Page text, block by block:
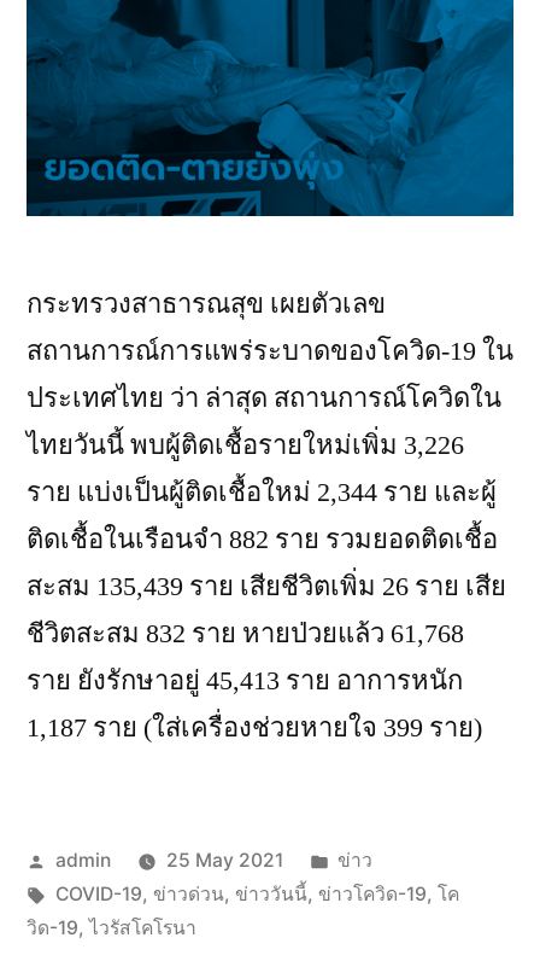
กระทรวงสาธารณสุข เผยตัวเลข
สถานการณ์การแพร่ระบาดของโควิด-19 ใน
ประเทศไทย ว่า ล่าสุด สถานการณ์โควิดใน
ไทยวันนี้ พบผู้ติดเชื้อรายใหม่เพิ่ม 3,226
ราย แบ่งเป็นผู้ติดเชื้อใหม่ 2,344 ราย และผู้
ติดเชื้อในเรือนจำ 882 ราย รวมยอดติดเชื้อ
สะสม 135,439 ราย เสียชีวิตเพิ่ม 26 ราย เสีย
ชีวิตสะสม 832 ราย หายป่วยแล้ว 61,768
ราย ยังรักษาอยู่ 45,413 ราย อาการหนัก
1,187 ราย (ใส่เครื่องช่วยหายใจ 399 ราย)
Posted
by
admin 25 May 2021
Posted
in
ข่าว
Tags:
COVID-19, ข่าวด่วน, ข่าววันนี้, ข่าวโควิด-19, โค
วิด-19,ไวรัสโคโรนา